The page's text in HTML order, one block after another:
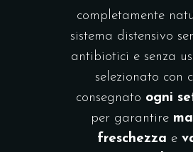
completamente
sistema distensivo
antibiotici e senza
selezionato con
consegnato ogni
per garantire
freschezza e